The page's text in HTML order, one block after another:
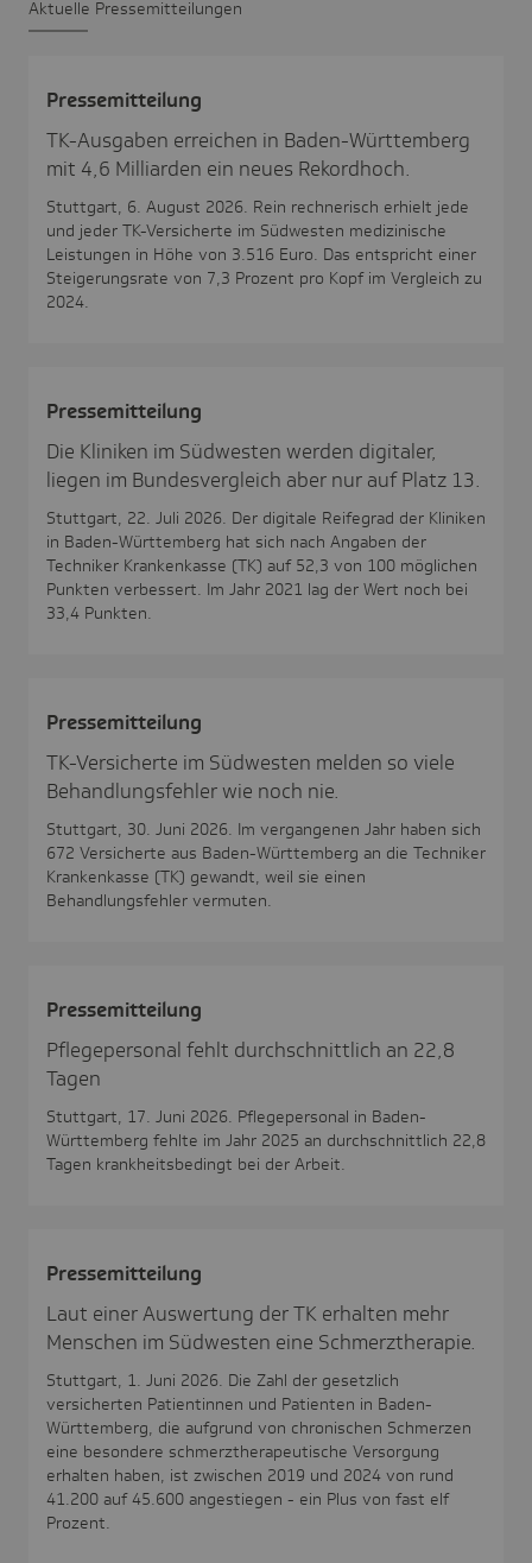
Aktu­elle Pres­se­mit­tei­lungen
Pres­se­mit­tei­lung
TK-Ausgaben erreichen in Baden-Württemberg
mit 4,6 Milliarden ein neues Rekordhoch.
Stuttgart, 6. August 2026. Rein rechnerisch erhielt jede
und jeder TK-Versicherte im Südwesten medizinische
Leistungen in Höhe von 3.516 Euro. Das entspricht einer
Steigerungsrate von 7,3 Prozent pro Kopf im Vergleich zu
2024.
Pres­se­mit­tei­lung
Die Kliniken im Südwesten werden digitaler,
liegen im Bundesvergleich aber nur auf Platz 13.
Stuttgart, 22. Juli 2026. Der digitale Reifegrad der Kliniken
in Baden-Württemberg hat sich nach Angaben der
Techniker Krankenkasse (TK) auf 52,3 von 100 möglichen
Punkten verbessert. Im Jahr 2021 lag der Wert noch bei
33,4 Punkten.
Pres­se­mit­tei­lung
TK-Versicherte im Südwesten melden so viele
Behandlungsfehler wie noch nie.
Stuttgart, 30. Juni 2026. Im vergangenen Jahr haben sich
672 Versicherte aus Baden-Württemberg an die Techniker
Krankenkasse (TK) gewandt, weil sie einen
Behandlungsfehler vermuten.
Pres­se­mit­tei­lung
Pflegepersonal fehlt durchschnittlich an 22,8
Tagen
Stuttgart, 17. Juni 2026. Pflegepersonal in Baden-
Württemberg fehlte im Jahr 2025 an durchschnittlich 22,8
Tagen krankheitsbedingt bei der Arbeit.
Pres­se­mit­tei­lung
Laut einer Auswertung der TK erhalten mehr
Menschen im Südwesten eine Schmerztherapie.
Stuttgart, 1. Juni 2026. Die Zahl der gesetzlich
versicherten Patientinnen und Patienten in Baden-
Württemberg, die aufgrund von chronischen Schmerzen
eine besondere schmerztherapeutische Versorgung
erhalten haben, ist zwischen 2019 und 2024 von rund
41.200 auf 45.600 angestiegen - ein Plus von fast elf
Prozent.